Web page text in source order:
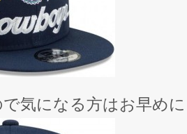
気になる方はお早め